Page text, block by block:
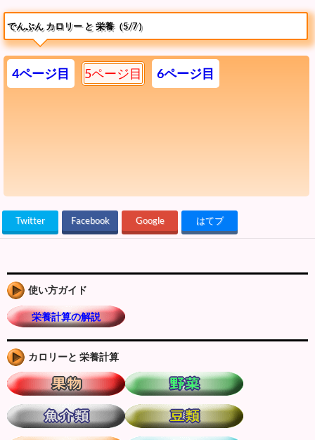
でんぷん カロリー と 栄養（5/7）
4ページ目 5ページ目 6ページ目
Twitter Facebook Google はてブ
使い方ガイド
栄養計算の解説
カロリーと 栄養計算